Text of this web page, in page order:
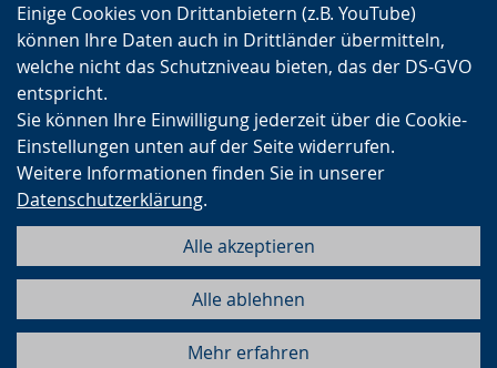
Einige Cookies von Drittanbietern (z.B. YouTube)
können Ihre Daten auch in Drittländer übermitteln,
welche nicht das Schutzniveau bieten, das der DS-GVO
entspricht.
Sie können Ihre Einwilligung jederzeit über die Cookie-
Einstellungen unten auf der Seite widerrufen.
Weitere Informationen finden Sie in unserer
Datenschutzerklärung.
Alle akzeptieren
Alle ablehnen
Mehr erfahren